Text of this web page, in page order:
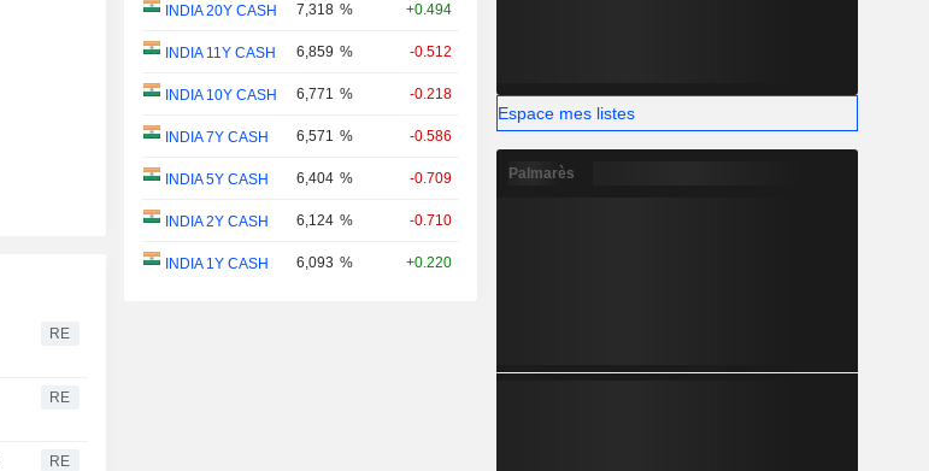
RE
RE
RE
INDIA 20Y CASH 7,318 % +0.494
INDIA 11Y CASH 6,859 % -0.512
INDIA 10Y CASH 6,771 % -0.218
INDIA 7Y CASH 6,571 % -0.586
INDIA 5Y CASH 6,404 % -0.709
INDIA 2Y CASH 6,124 % -0.710
INDIA 1Y CASH 6,093 % +0.220
Espace mes listes
Palmarès